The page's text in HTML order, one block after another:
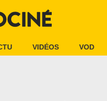
VIDÉOS VOD